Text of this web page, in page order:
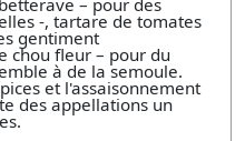
-, tartare de tomates
gentiment
chou fleur – pour du
à de la semoule.
et l'assaisonnement
des appellations un